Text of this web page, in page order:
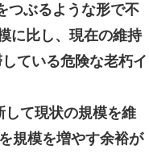
つぶるような形で不
に比し、現在の維持
ている危険な老朽イ
て現状の規模を維
規模を増やす余裕が